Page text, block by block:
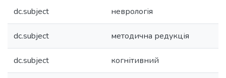
dc.subject неврологія
dc.subject методична редукція
dc.subject когнітивний